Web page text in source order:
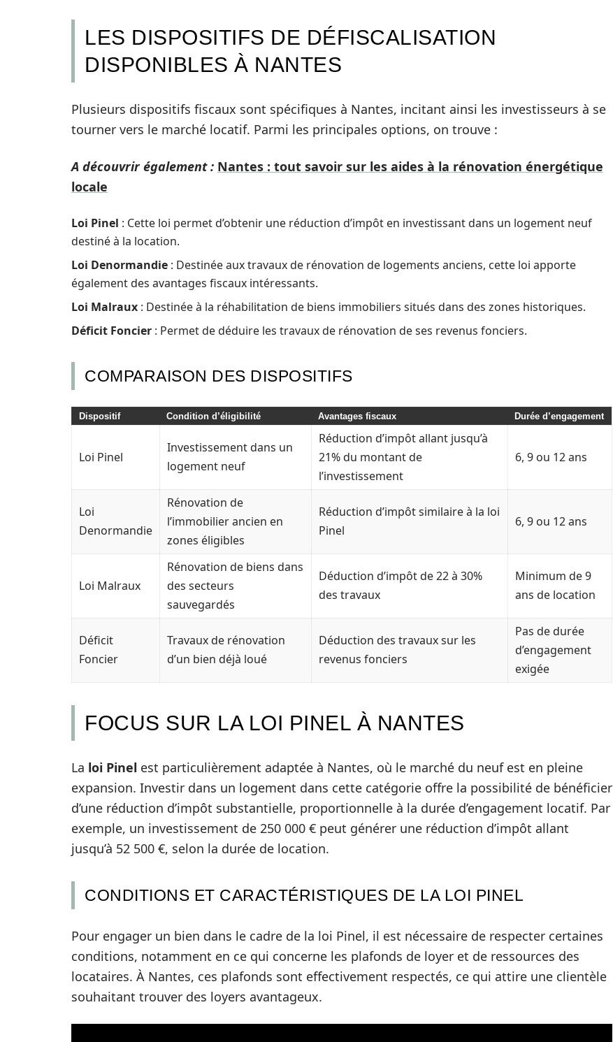
LES DISPOSITIFS DE DÉFISCALISATION
DISPONIBLES À NANTES
Plusieurs dispositifs fiscaux sont spécifiques à Nantes, incitant ainsi les investisseurs à se
tourner vers le marché locatif. Parmi les principales options, on trouve :
A découvrir également : Nantes : tout savoir sur les aides à la rénovation énergétique
locale
Loi Pinel : Cette loi permet d’obtenir une réduction d’impôt en investissant dans un logement neuf
destiné à la location.
Loi Denormandie : Destinée aux travaux de rénovation de logements anciens, cette loi apporte
également des avantages fiscaux intéressants.
Loi Malraux : Destinée à la réhabilitation de biens immobiliers situés dans des zones historiques.
Déficit Foncier : Permet de déduire les travaux de rénovation de ses revenus fonciers.
COMPARAISON DES DISPOSITIFS
Dispositif Condition d’éligibilité Avantages fiscaux Durée d’engagement
Loi Pinel
Investissement dans un
logement neuf
Réduction d’impôt allant jusqu’à
21% du montant de
l’investissement
6, 9 ou 12 ans
Loi
Denormandie
Rénovation de
l’immobilier ancien en
zones éligibles
Réduction d’impôt similaire à la loi
Pinel
6, 9 ou 12 ans
Loi Malraux
Rénovation de biens dans
des secteurs
sauvegardés
Déduction d’impôt de 22 à 30%
des travaux
Minimum de 9
ans de location
Déficit
Foncier
Travaux de rénovation
d’un bien déjà loué
Déduction des travaux sur les
revenus fonciers
Pas de durée
d’engagement
exigée
FOCUS SUR LA LOI PINEL À NANTES
La loi Pinel est particulièrement adaptée à Nantes, où le marché du neuf est en pleine
expansion. Investir dans un logement dans cette catégorie offre la possibilité de bénéficier
d’une réduction d’impôt substantielle, proportionnelle à la durée d’engagement locatif. Par
exemple, un investissement de 250 000 € peut générer une réduction d’impôt allant
jusqu’à 52 500 €, selon la durée de location.
CONDITIONS ET CARACTÉRISTIQUES DE LA LOI PINEL
Pour engager un bien dans le cadre de la loi Pinel, il est nécessaire de respecter certaines
conditions, notamment en ce qui concerne les plafonds de loyer et de ressources des
locataires. À Nantes, ces plafonds sont effectivement respectés, ce qui attire une clientèle
souhaitant trouver des loyers avantageux.